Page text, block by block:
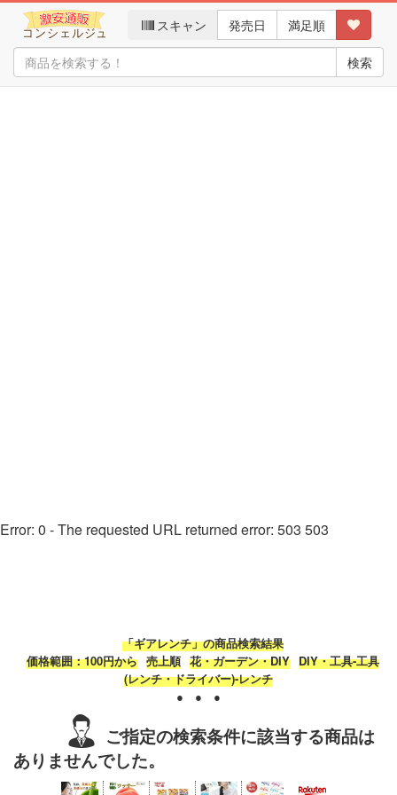
Error: 0 - The requested URL returned error: 503 503
スキャン 発売日 満足順
検索
「ギアレンチ」の商品検索結果
価格範囲：100円から 売上順 花・ガーデン・DIY DIY・工具-工具
(レンチ・ドライバー)-レンチ
● ● ●
ご指定の検索条件に該当する商品は
ありませんでした。